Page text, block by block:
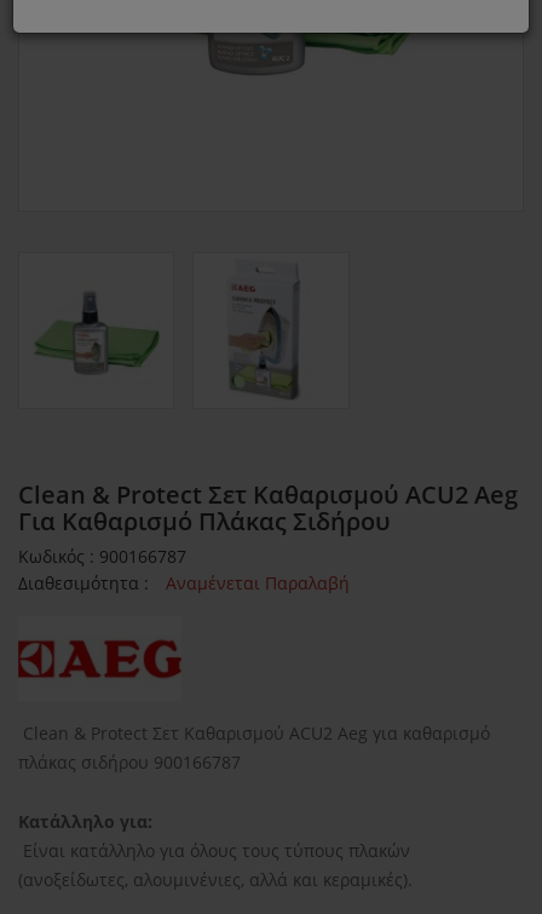
Clean & Protect Σετ Καθαρισμού ACU2 Aeg
Για Καθαρισμό Πλάκας Σιδήρου
Κωδικός : 900166787
Διαθεσιμότητα :
Αναμένεται Παραλαβή
Clean & Protect Σετ Καθαρισμού ACU2 Aeg για καθαρισμό
πλάκας σιδήρου 900166787
Κατάλληλο για:
Είναι κατάλληλο για όλους τους τύπους πλακών
(ανοξείδωτες, αλουμινένιες, αλλά και κεραμικές).